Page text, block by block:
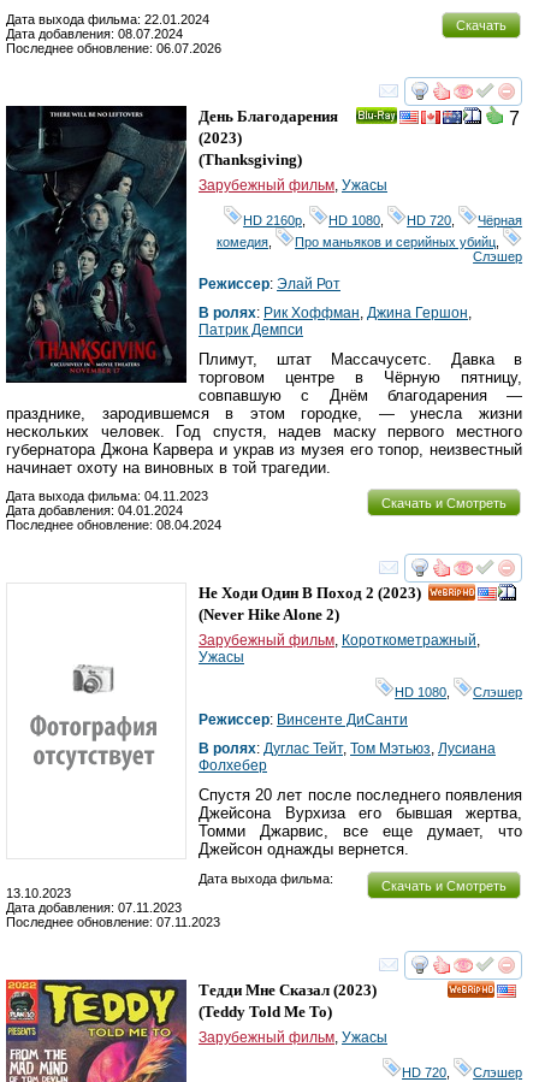
Скачать
Дата выхода фильма: 22.01.2024
Дата добавления: 08.07.2024
Последнее обновление: 06.07.2026
смотреть
7
День Благодарения
(2023)
(Thanksgiving)
Зарубежный фильм Ужасы
HD 2160р HD 1080 HD 720
Чёрная
комедия
Про маньяков и серийных убийц
Слэшер
Режиссер: Элай Рот
В ролях: Рик Хоффман Джина Гершон
Патрик Демпси
Плимут, штат Массачусетс. Давка в
торговом центре в Чёрную пятницу,
совпавшую с Днём благодарения —
празднике, зародившемся в этом городке, — унесла жизни
нескольких человек. Год спустя, надев маску первого местного
губернатора Джона Карвера и украв из музея его топор, неизвестный
начинает охоту на виновных в той трагедии.
Скачать и Смотреть
Дата выхода фильма: 04.11.2023
Дата добавления: 04.01.2024
Последнее обновление: 08.04.2024
смотреть
Не Ходи Один В Поход 2 (2023)
(Never Hike Alone 2)
Зарубежный фильм, Короткометражный,
Ужасы
HD 1080 Слэшер
Режиссер: Винсенте ДиСанти
В ролях: Дуглас Тейт, Том Мэтьюз, Лусиана
Фолхебер
Спустя 20 лет после последнего появления
Джейсона Вурхиза его бывшая жертва,
Томми Джарвис, все еще думает, что
Джейсон однажды вернется.
Скачать и Смотреть
Дата выхода фильма:
13.10.2023
Дата добавления: 07.11.2023
Последнее обновление: 07.11.2023
смотреть
Тедди Мне Сказал (2023)
(Teddy Told Me To)
Зарубежный фильм, Ужасы
HD 720 Слэшер